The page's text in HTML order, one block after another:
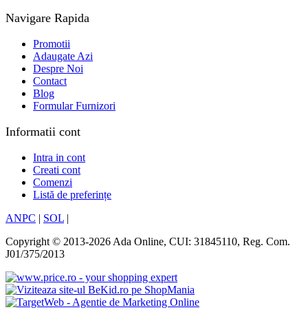
Navigare Rapida
Promotii
Adaugate Azi
Despre Noi
Contact
Blog
Formular Furnizori
Informatii cont
Intra in cont
Creati cont
Comenzi
Listă de preferințe
ANPC | SOL |
Copyright © 2013-2026 Ada Online, CUI: 31845110, Reg. Com.
J01/375/2013